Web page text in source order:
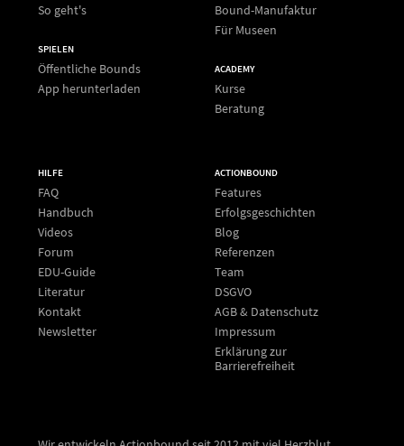
So geht's
SPIELEN
Öffentliche Bounds
App herunterladen
Bound-Manufaktur
Für Museen
ACADEMY
Kurse
Beratung
HILFE
FAQ
Handbuch
Videos
Forum
EDU-Guide
Literatur
Kontakt
Newsletter
ACTIONBOUND
Features
Erfolgsgeschichten
Blog
Referenzen
Team
DSGVO
AGB & Datenschutz
Impressum
Erklärung zur
Barrierefreiheit